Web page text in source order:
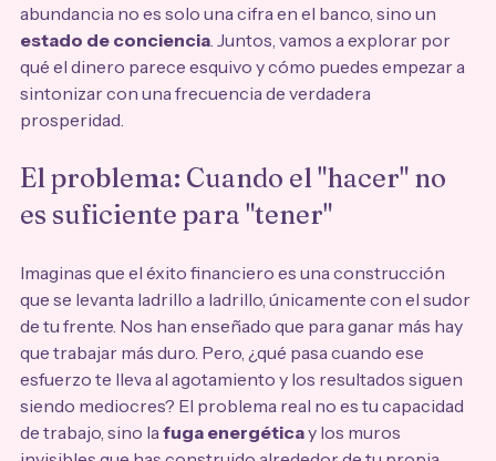
abundancia no es solo una cifra en el banco, sino un
estado de conciencia. Juntos, vamos a explorar por
qué el dinero parece esquivo y cómo puedes empezar a
sintonizar con una frecuencia de verdadera
prosperidad.
El problema: Cuando el "hacer" no
es suficiente para "tener"
Imaginas que el éxito financiero es una construcción
que se levanta ladrillo a ladrillo, únicamente con el sudor
de tu frente. Nos han enseñado que para ganar más hay
que trabajar más duro. Pero, ¿qué pasa cuando ese
esfuerzo te lleva al agotamiento y los resultados siguen
siendo mediocres? El problema real no es tu capacidad
de trabajo, sino la fuga energética y los muros